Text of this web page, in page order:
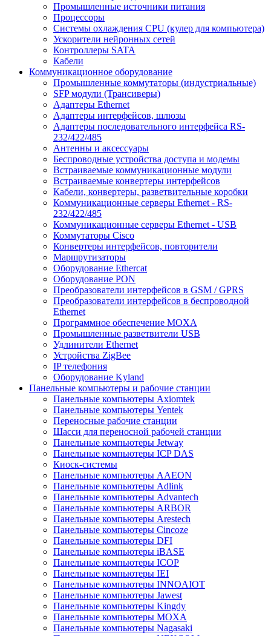
Промышленные источники питания
Процессоры
Системы охлаждения CPU (кулер для компьютера)
Ускорители нейронных сетей
Контроллеры SATA
Кабели
Коммуникационное оборудование
Промышленные коммутаторы (индустриальные)
SFP модули (Трансиверы)
Адаптеры Ethernet
Адаптеры интерфейсов, шлюзы
Адаптеры последовательного интерфейса RS-
232/422/485
Антенны и аксессуары
Беспроводные устройства доступа и модемы
Встраиваемые коммуникационные модули
Встраиваемые конвертеры интерфейсов
Кабели, конвертеры, разветвительные коробки
Коммуникационные серверы Ethernet - RS-
232/422/485
Коммуникационные серверы Ethernet - USB
Коммутаторы Cisco
Конвертеры интерфейсов, повторители
Маршрутизаторы
Оборудование Ethercat
Оборудование PON
Преобразователи интерфейсов в GSM / GPRS
Преобразователи интерфейсов в беспроводной
Ethernet
Программное обеспечение MOXA
Промышленные разветвители USB
Удлинители Ethernet
Устройства ZigBee
IP телефония
Оборудование Kyland
Панельные компьютеры и рабочие станции
Панельные компьютеры Axiomtek
Панельные компьютеры Yentek
Переносные рабочие станции
Шасси для переносной рабочей станции
Панельные компьютеры Jetway
Панельные компьютеры ICP DAS
Киоск-системы
Панельные компьютеры AAEON
Панельные компьютеры Adlink
Панельные компьютеры Advantech
Панельные компьютеры ARBOR
Панельные компьютеры Arestech
Панельные компьютеры Cincoze
Панельные компьютеры DFI
Панельные компьютеры iBASE
Панельные компьютеры ICOP
Панельные компьютеры IEI
Панельные компьютеры INNOAIOT
Панельные компьютеры Jawest
Панельные компьютеры Kingdy
Панельные компьютеры MOXA
Панельные компьютеры Nagasaki